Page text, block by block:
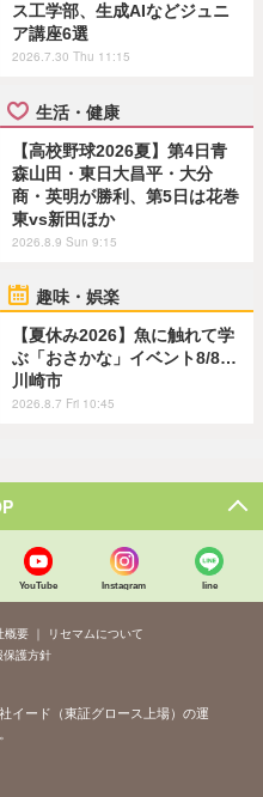
ス工学部、生成AIなどジュニ
ア講座6選
2026.7.30 Thu 11:15
生活・健康
【高校野球2026夏】第4日青
森山田・東日大昌平・大分
商・英明が勝利、第5日は花巻
東vs新田ほか
2026.8.9 Sun 9:15
趣味・娯楽
【夏休み2026】魚に触れて学
ぶ「おさかな」イベント8/8…
川崎市
2026.8.7 Fri 10:45
YouTube Instagram line
概要
リセマムについて
保護方針
イード（東証グロース上場）の運